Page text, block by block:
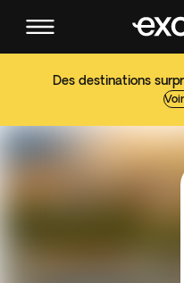
Des destinations